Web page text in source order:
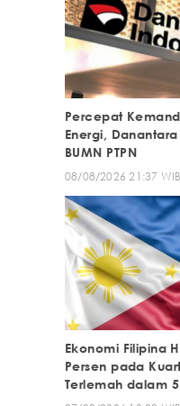
Percepat
Energi,
BUMN PTPN
08/08/2026 21:37 WIB
Ekonomi Filipina
Persen pada
Terlemah dalam 5